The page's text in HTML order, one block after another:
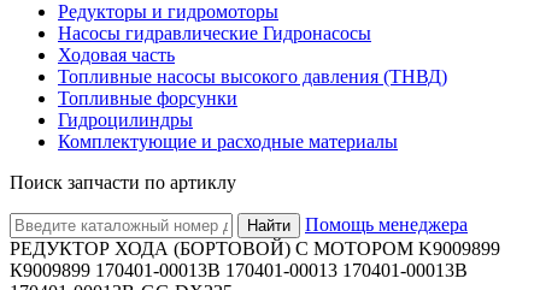
Редукторы и гидромоторы
Насосы гидравлические Гидронасосы
Ходовая часть
Топливные насосы высокого давления (ТНВД)
Топливные форсунки
Гидроцилиндры
Комплектующие и расходные материалы
Поиск запчасти по артиклу
Найти
Помощь менеджера
РЕДУКТОР ХОДА (БОРТОВОЙ) С МОТОРОМ K9009899
К9009899 170401-00013B 170401-00013 170401-00013В